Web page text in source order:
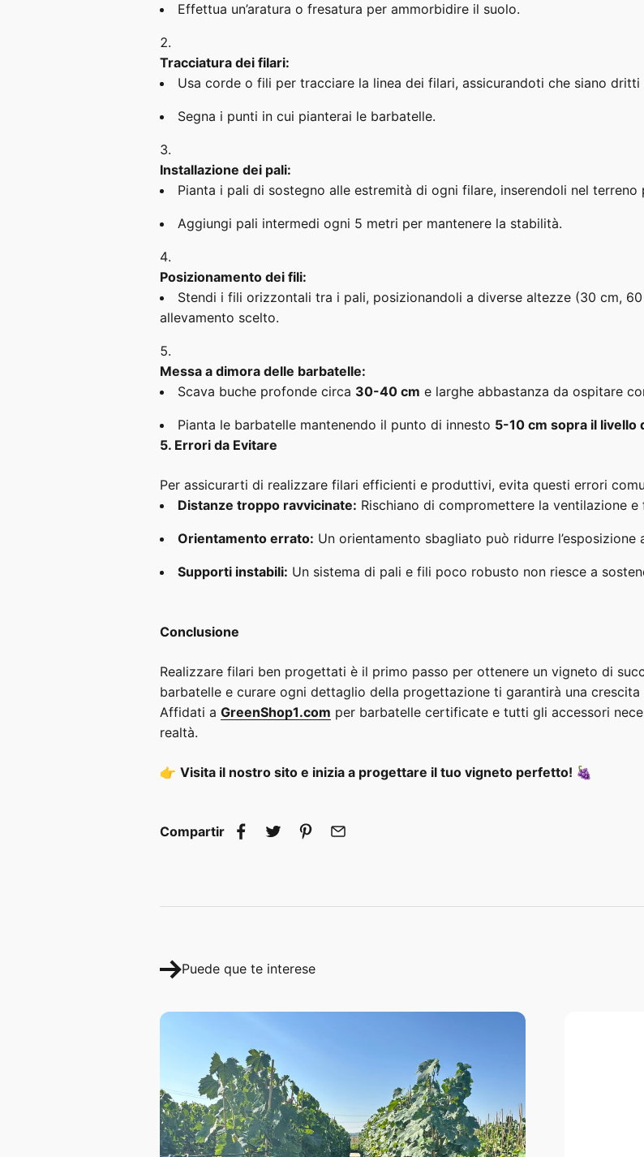
Effettua un’aratura o fresatura per ammorbidire il suolo.
Tracciatura dei filari:
Usa corde o fili per tracciare la linea dei filari, assicurandoti che siano dritti
Segna i punti in cui pianterai le barbatelle.
Installazione dei pali:
Pianta i pali di sostegno alle estremità di ogni filare, inserendoli nel terreno
Aggiungi pali intermedi ogni 5 metri per mantenere la stabilità.
Posizionamento dei fili:
Stendi i fili orizzontali tra i pali, posizionandoli a diverse altezze (30 cm,
allevamento scelto.
Messa a dimora delle barbatelle:
Scava buche profonde circa 30-40 cm e larghe abbastanza da ospitare
Pianta le barbatelle mantenendo il punto di innesto 5-10 cm sopra il livello
5. Errori da Evitare
Per assicurarti di realizzare filari efficienti e produttivi, evita questi errori
Distanze troppo ravvicinate: Rischiano di compromettere la ventilazione
Orientamento errato: Un orientamento sbagliato può ridurre l’esposizione
Supporti instabili: Un sistema di pali e fili poco robusto non riesce a
Conclusione
Realizzare filari ben progettati è il primo passo per ottenere un vigneto di
barbatelle e curare ogni dettaglio della progettazione ti garantirà una
Affidati a GreenShop1.com per barbatelle certificate e tutti gli accessori
realtà.
👉 Visita il nostro sito e inizia a progettare il tuo vigneto perfetto! 🍇
Compartir
Puede que te interese